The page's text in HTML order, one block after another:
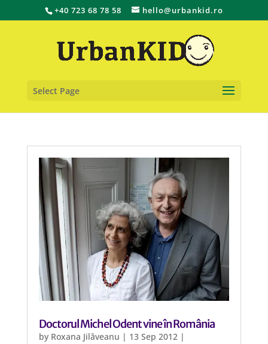
+40 723 68 78 58 hello@urbankid.ro
Select Page
Doctorul Michel Odent vine în România
by Roxana Jilăveanu | 13 Sep 2012|